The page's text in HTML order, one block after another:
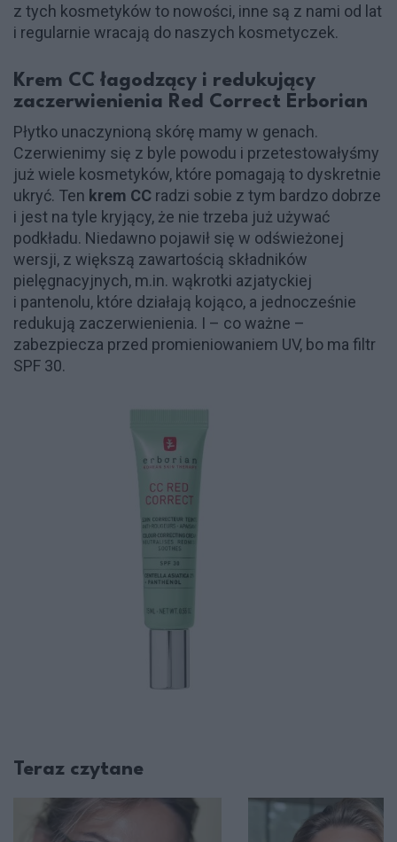
z tych kosmetyków to nowości, inne są z nami od lat
i regularnie wracają do naszych kosmetyczek.
Krem CC łagodzący i redukujący
zaczerwienienia Red Correct Erborian
Płytko unaczynioną skórę mamy w genach.
Czerwienimy się z byle powodu i przetestowałyśmy
już wiele kosmetyków, które pomagają to dyskretnie
ukryć. Ten krem CC radzi sobie z tym bardzo dobrze
i jest na tyle kryjący, że nie trzeba już używać
podkładu. Niedawno pojawił się w odświeżonej
wersji, z większą zawartością składników
pielęgnacyjnych, m.in. wąkrotki azjatyckiej
i pantenolu, które działają kojąco, a jednocześnie
redukują zaczerwienienia. I – co ważne –
zabezpiecza przed promieniowaniem UV, bo ma filtr
SPF 30.
Teraz czytane